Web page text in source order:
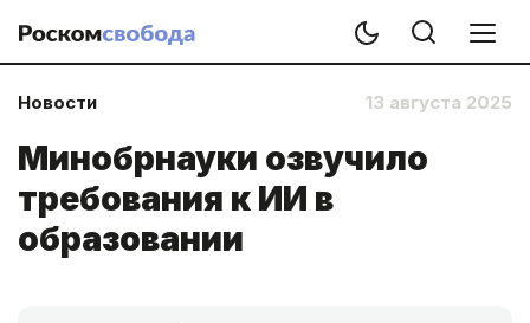
Новости 13 августа 2025
Минобрнауки озвучило
требования к ИИ в
образовании